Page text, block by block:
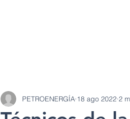
PETROENERGÍA 18 ago 2022 2